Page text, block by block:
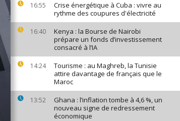
16:55
Crise énergétique à Cuba : vivre au
rythme des coupures d'électricité
16:40
Kenya : la Bourse de Nairobi
prépare un fonds d’investissement
consacré à l’IA
14:24
Tourisme : au Maghreb, la Tunisie
attire davantage de français que le
Maroc
13:52
Ghana : l’inflation tombe à 4,6 %, un
nouveau signe de redressement
économique